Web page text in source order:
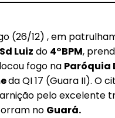
(26/12) , em
Sd Luiz do 4°BPM,
fogo na Paróquia
da QI 17 (Guara II). O
pelo excelente
no Guará.